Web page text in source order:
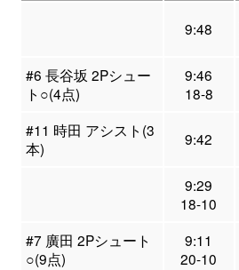
9:48
#6 長谷坂 2Pシュー
ト○(4点)
9:46
18-8
#11 時田 アシスト(3
本)
9:42
9:29
18-10
#7 廣田 2Pシュート
○(9点)
9:11
20-10